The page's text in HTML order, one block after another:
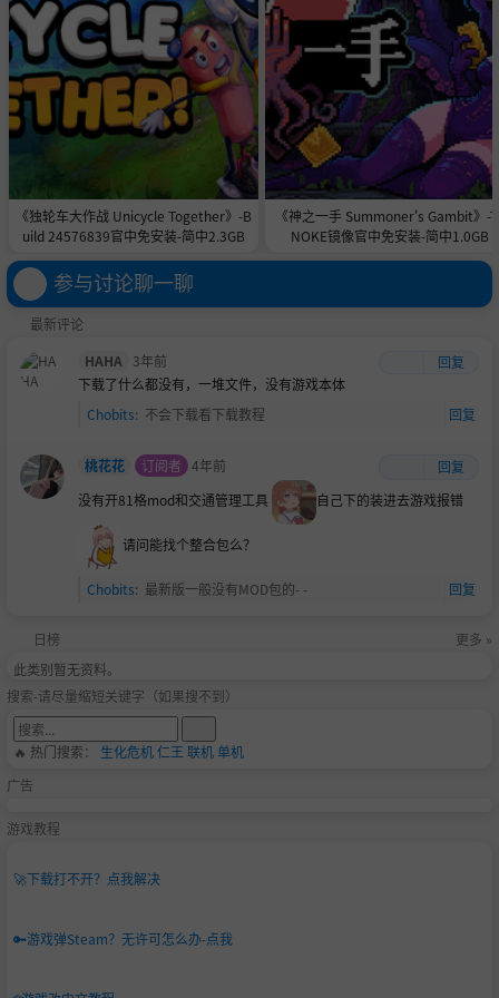
城市：天际线 - Rail Hawk 广播
城市：天际线 - 合成黎明广播
城市：天际线 - 降雪
城市：天际线 - 日落海港
城市：天际线 - Sunny Breeze Radio
《独轮车大作战 Unicycle Together》-B
uild 24576839官中免安装-简中2.3GB
《神之一手 Summoner's Gambit》-
NOKE镜像官中免安装-简中1.0GB
参与讨论聊一聊
最新评论
HAHA
3年前
回复
下载了什么都没有，一堆文件，没有游戏本体
Chobits: 不会下载看下载教程 回复
桃花花 订阅者 4年前
回复
没有开81格mod和交通管理工具
自己下的装进去游戏报错
请问能找个整合包么？
Chobits: 最新版一般没有MOD包的- - 回复
日榜
更多 »
此类别暂无资料。
搜索-请尽量缩短关键字（如果搜不到）
🔥 热门搜索： 生化危机仁王 联机单机
广告
游戏教程
🚀下载打不开？点我解决
🔑游戏弹Steam？无许可怎么办-点我